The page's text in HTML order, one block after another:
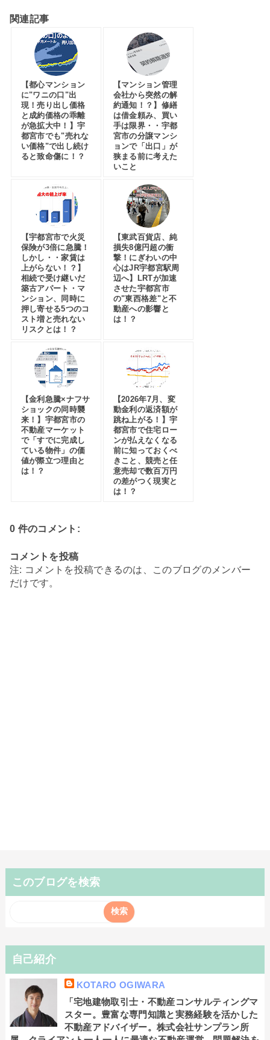
関連記事
【都心マンション
に"ワニの口"出
現！売り出し価格
と成約価格の乖離
が急拡大中！】宇
都宮市でも"売れな
い価格"で出し続け
ると致命傷に！？
【マンション管理
会社から突然の解
約通知！？】修繕
は借金頼み、買い
手は限界・・宇都
宮市の分譲マンシ
ョンで「出口」が
狭まる前に考えた
いこと
【宇都宮市で火災
保険が3倍に急騰！
しかし・・家賃は
上がらない！？】
相続で受け継いだ
築古アパート・マ
ンション、同時に
押し寄せる5つのコ
スト増と売れない
リスクとは！？
【東武百貨店、純
損失8億円超の衝
撃！にぎわいの中
心はJR宇都宮駅周
辺へ】LRTが加速
させた宇都宮市
の"東西格差"と不
動産への影響と
は！？
【金利急騰×ナフサ
ショックの同時襲
来！】宇都宮市の
不動産マーケット
で「すでに完成し
ている物件」の価
値が際立つ理由と
は！？
【2026年7月、変
動金利の返済額が
跳ね上がる！】宇
都宮市で住宅ロー
ンが払えなくなる
前に知っておくべ
きこと、競売と任
意売却で数百万円
の差がつく現実と
は！？
0 件のコメント:
コメントを投稿
注: コメントを投稿できるのは、このブログのメンバー
だけです。
このブログを検索
自己紹介
KOTARO OGIWARA
「宅地建物取引士・不動産コンサルティングマ
スター。豊富な専門知識と実務経験を活かした
不動産アドバイザー。株式会社サンプラン所